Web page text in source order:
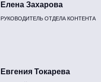
Елена Захарова
РУКОВОДИТЕЛЬ ОТДЕЛА КОНТЕНТА
Евгения Токарева